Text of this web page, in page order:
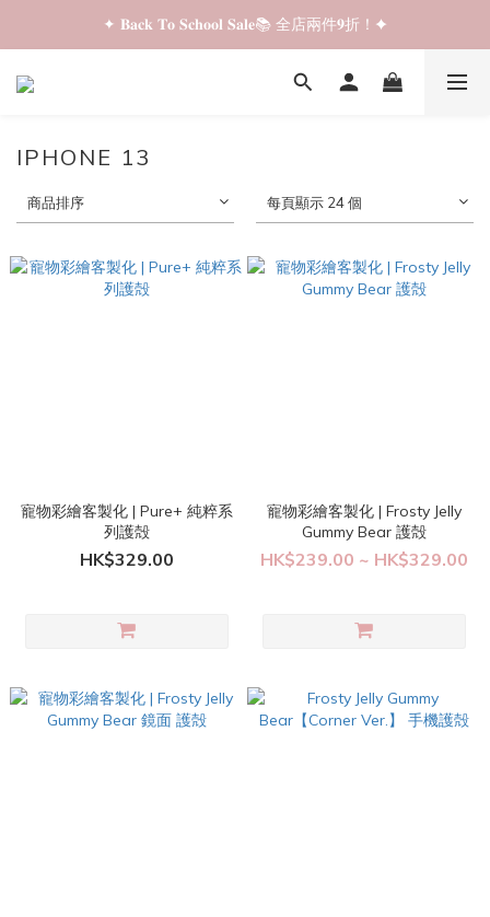
✦ 𝐁𝐚𝐜𝐤 𝐓𝐨 𝐒𝐜𝐡𝐨𝐨𝐥 𝐒𝐚𝐥𝐞📚 全店兩件𝟗折！✦
✦ 𝐁𝐚𝐜𝐤 𝐓𝐨 𝐒𝐜𝐡𝐨𝐨𝐥 𝐒𝐚𝐥𝐞📚 全店兩件𝟗折！✦
✦ 全店購物滿 𝐇𝐊𝐃𝟑𝟓𝟎 即享順豐站/智能櫃免運費！✦
IPHONE 13
商品排序 每頁顯示 24 個
寵物彩繪客製化 | Pure+ 純粹系
列護殻
HK$329.00
寵物彩繪客製化 | Frosty Jelly
Gummy Bear 護殻
HK$239.00 ~ HK$329.00